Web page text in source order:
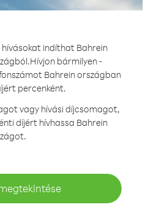
indíthat Bahrein
Hívjon bármilyen -
Bahrein országban
percenként.
vagy hívási díjcsomagot,
díjért hívhassa Bahrein